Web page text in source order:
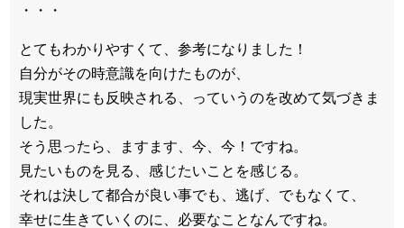
・・・
とてもわかりやすくて、参考になりました！
自分がその時意識を向けたものが、
現実世界にも反映される、っていうのを改めて気づきま
した。
そう思ったら、ますます、今、今！ですね。
見たいものを見る、感じたいことを感じる。
それは決して都合が良い事でも、逃げ、でもなくて、
幸せに生きていくのに、必要なことなんですね。